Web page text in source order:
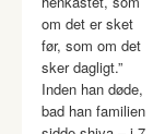
om det er sket
før, som om det
sker dagligt.”
Inden han døde,
bad han familien